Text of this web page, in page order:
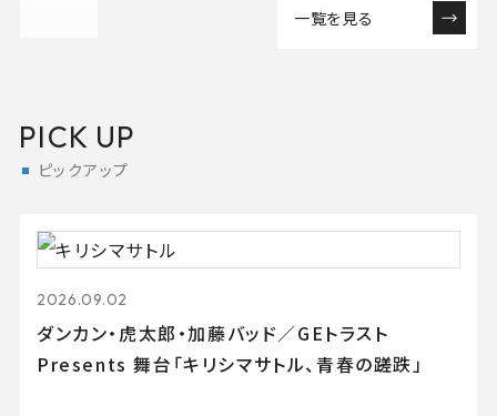
一覧を見る
PICK UP
ピックアップ
2026.09.02
ダンカン・虎太郎・加藤バッド／GEトラスト
Presents 舞台「キリシマサトル、青春の蹉跌」